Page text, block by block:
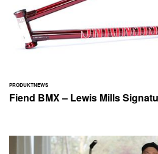
PRODUKTNEWS
Fiend BMX – Lewis Mills